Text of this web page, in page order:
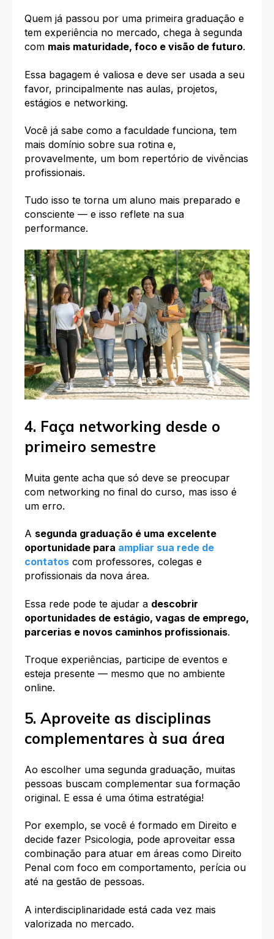
Quem já passou por uma primeira graduação e
tem experiência no mercado, chega à segunda
com mais maturidade, foco e visão de futuro.
Essa bagagem é valiosa e deve ser usada a seu
favor, principalmente nas aulas, projetos,
estágios e networking.
Você já sabe como a faculdade funciona, tem
mais domínio sobre sua rotina e,
provavelmente, um bom repertório de vivências
profissionais.
Tudo isso te torna um aluno mais preparado e
consciente — e isso reflete na sua
performance.
4. Faça networking desde o
primeiro semestre
Muita gente acha que só deve se preocupar
com networking no final do curso, mas isso é
um erro.
A segunda graduação é uma excelente
oportunidade para ampliar sua rede de
contatos com professores, colegas e
profissionais da nova área.
Essa rede pode te ajudar a descobrir
oportunidades de estágio, vagas de emprego,
parcerias e novos caminhos profissionais.
Troque experiências, participe de eventos e
esteja presente — mesmo que no ambiente
online.
5. Aproveite as disciplinas
complementares à sua área
Ao escolher uma segunda graduação, muitas
pessoas buscam complementar sua formação
original. E essa é uma ótima estratégia!
Por exemplo, se você é formado em Direito e
decide fazer Psicologia, pode aproveitar essa
combinação para atuar em áreas como Direito
Penal com foco em comportamento, perícia ou
até na gestão de pessoas.
A interdisciplinaridade está cada vez mais
valorizada no mercado.